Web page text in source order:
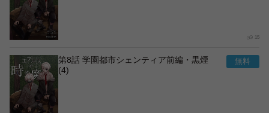
15
第8話 学園都市シェンティア前編・黒煙
(4)